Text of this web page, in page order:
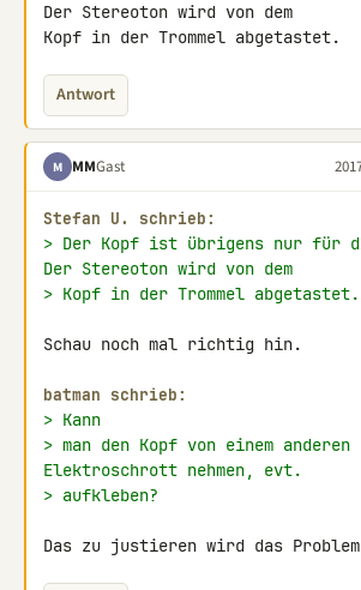
Der Stereoton wird von dem
Kopf in der Trommel abgetastet.
Antwort
M MMGast
Stefan U. schrieb:
> Der Kopf ist übrigens nur für
Der Stereoton wird von dem
> Kopf in der Trommel abgetastet.
Schau noch mal richtig hin.
batman schrieb:
> Kann
> man den Kopf von einem
Elektroschrott nehmen, evt.
> aufkleben?
Das zu justieren wird das Problem